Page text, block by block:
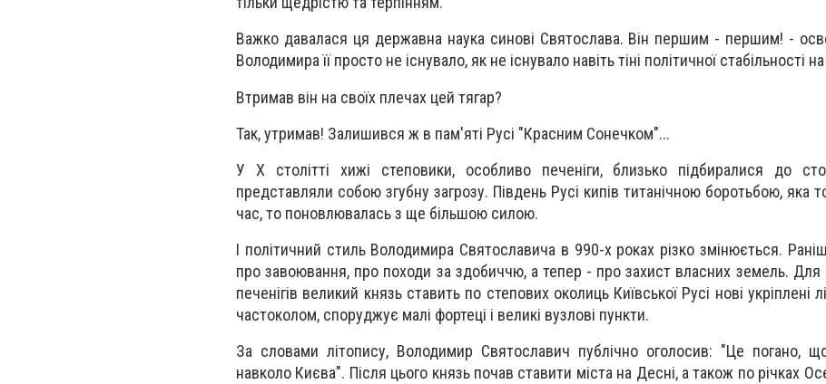
Важко давалася ця державна наука синові Святослава. Він першим - першим! -
Володимира її просто не існувало, як не існувало навіть тіні політичної стабільності
Втримав він на своїх плечах цей тягар?
Так, утримав! Залишився ж в пам'яті Русі "Красним Сонечком"...
У X столітті хижі степовики, особливо печеніги, близько підбиралися до
представляли собою згубну загрозу. Південь Русі кипів титанічною боротьбою, яка
час, то поновлювалась з ще більшою силою.
І політичний стиль Володимира Святославича в 990-х роках різко змінюється.
про завоювання, про походи за здобиччю, а тепер - про захист власних земель. Для
печенігів великий князь ставить по степових околиць Київської Русі нові укріплені
частоколом, споруджує малі фортеці і великі вузлові пункти.
За словами літопису, Володимир Святославич публічно оголосив: "Це погано,
навколо Києва". Після цього князь почав ставити міста на Десні, а також по річках